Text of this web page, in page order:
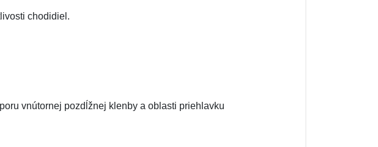
chodidiel.
vnútornej pozdĺžnej klenby a oblasti priehlavku